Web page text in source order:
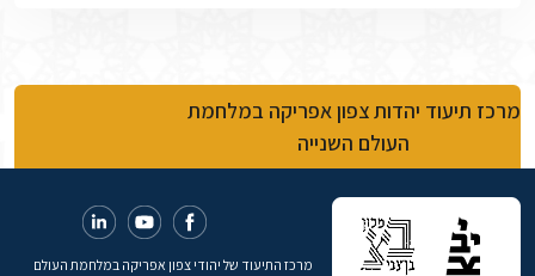
מרכז תיעוד יהדות צפון אפריקה במלחמת
העולם השנייה
מרכז התיעוד של יהודי צפון אפריקה במלחמת העולם